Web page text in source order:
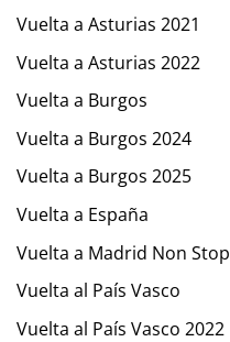
Vuelta a Asturias 2021
Vuelta a Asturias 2022
Vuelta a Burgos
Vuelta a Burgos 2024
Vuelta a Burgos 2025
Vuelta a España
Vuelta a Madrid Non Stop
Vuelta al País Vasco
Vuelta al País Vasco 2022